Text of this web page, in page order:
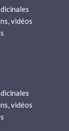
vidéos
vidéos